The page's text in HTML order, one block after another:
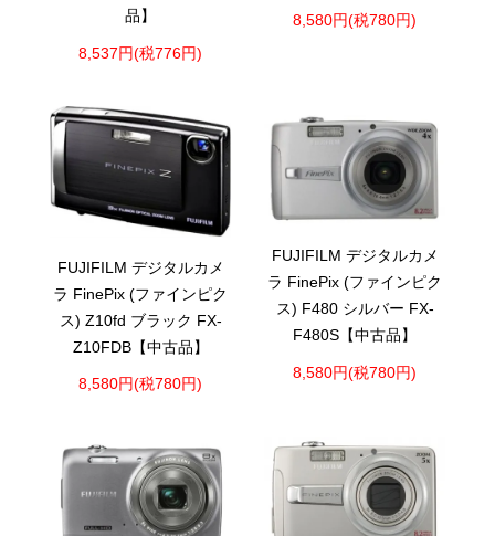
品】
8,537円(税776円)
8,580円(税780円)
FUJIFILM デジタルカメ
ラ FinePix (ファインピク
ス) Z10fd ブラック FX-
Z10FDB【中古品】
8,580円(税780円)
FUJIFILM デジタルカメ
ラ FinePix (ファインピク
ス) F480 シルバー FX-
F480S【中古品】
8,580円(税780円)